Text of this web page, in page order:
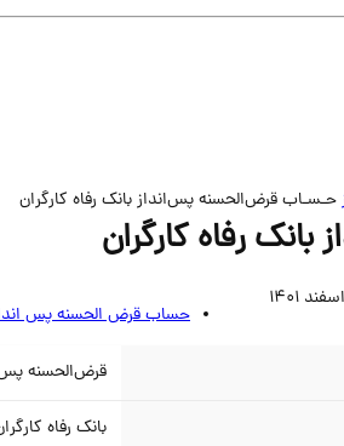
حـسـاب قرض‌الحسنه پس‌انداز بانک رفاه کارگران
رفاه کارگران
حساب قرض الحسنه پس
قرض‌الحسنه
بانک رفاه